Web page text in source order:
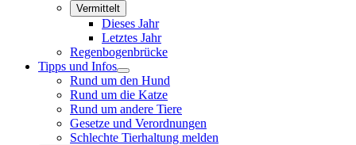
Vermittelt
Dieses Jahr
Letztes Jahr
Regenbogenbrücke
Tipps und Infos
Rund um den Hund
Rund um die Katze
Rund um andere Tiere
Gesetze und Verordnungen
Schlechte Tierhaltung melden